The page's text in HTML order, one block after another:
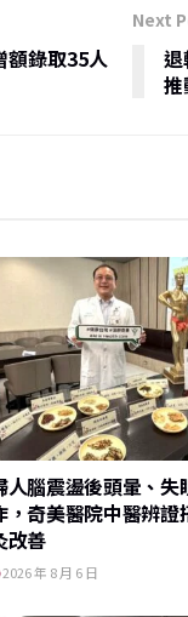
錄取35人
Next
人腦震盪後頭暈、失
，奇美醫院中醫辨證
改善
2026 年 8 月 6 日